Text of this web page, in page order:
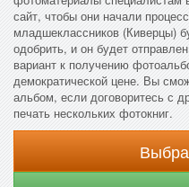
сайт, чтобы они начали
младшеклассников (Киверцы)
одобрить, и он будет
вариант к получению
демократической цене. Вы
альбом, если договоритесь с
печать нескольких фотокниг.